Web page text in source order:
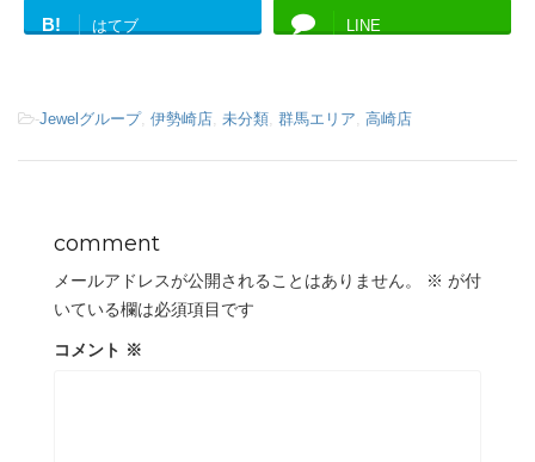
B! はてブ LINE
-Jewelグループ, 伊勢崎店 未分類 群馬エリア 高崎店
comment
メールアドレスが公開されることはありません。 ※ が付
いている欄は必須項目です
コメント ※